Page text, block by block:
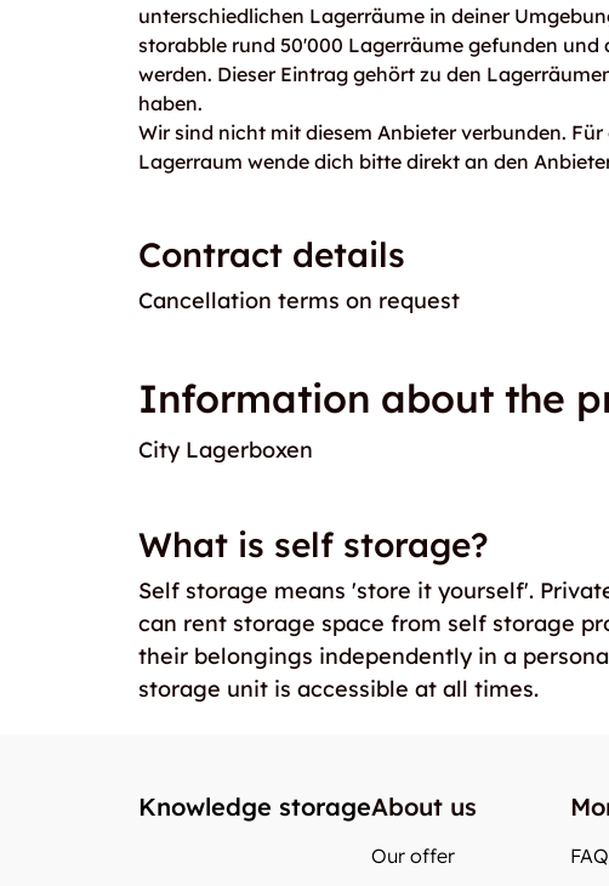
unterschiedlichen Lagerräume in deiner
storabble rund 50'000 Lagerräume gefunden und
werden. Dieser Eintrag gehört zu den
haben.
Wir sind nicht mit diesem Anbieter verbunden.
Lagerraum wende dich bitte direkt an den
Contract details
Cancellation terms on request
Information about the
City Lagerboxen
What is self storage?
Self storage means 'store it yourself'.
can rent storage space from self storage
their belongings independently in a
storage unit is accessible at all times.
Knowledge storageAbout us
Our offer
FAQ